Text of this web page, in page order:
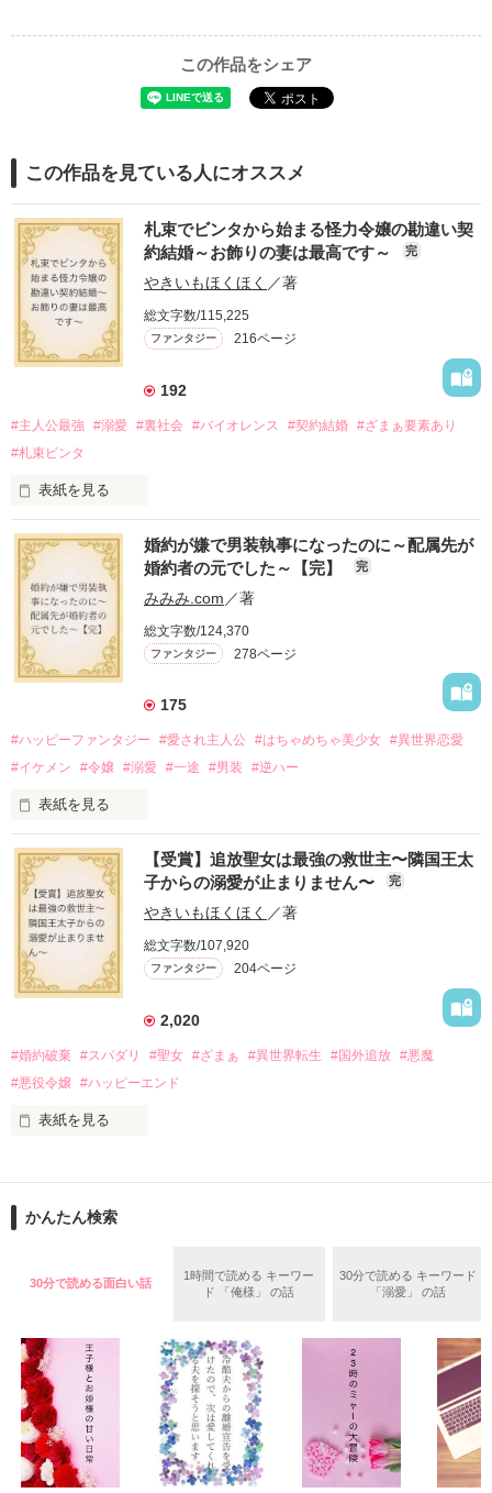
この作品をシェア
この作品を見ている人にオススメ
札束でビンタから始まる怪力令嬢の勘違い契
約結婚～お飾りの妻は最高です～
完
やきいもほくほく ／著
総文字数/115,225
ファンタジー 216ページ
192
#主人公最強 #溺愛 #裏社会 #バイオレンス #契約結婚 #ざまぁ要素あり
#札束ビンタ
表紙を見る
かつては英雄と呼ばれた父は事業で失敗ばかり。
そのせいで極貧生活を送るオリヴィア・ディルムーンは、母が
倒れたことをきっかけに娼婦になり稼ごうと屋敷を飛び出し
た。
娼館（たぶん）の店主は札束でビンタしてくる謎の男。
金と引き換えに雇われたと思いきや……契約結婚だった！？
裏社会を牛耳るロベールは仮面をつけており、謎が多いが幸せ
な結婚生活を満喫中。
そこでロベールを慕うアリスに一方的に敵視され、嫌がらせを
勘違いから始まる初夜騒動に危険ばかりの血まみれ新婚生活。
「──はい、喜んで！」
出会いは最悪、結婚生活は最高……？
愛を知らない公爵と天然怪力令嬢の溺愛バイオレンスラブコメ
ディです。
＊この世界のお金はお札にさせてください。
＊なろう、カクヨム、アルファポリス掲載中
作品を読む
婚約が嫌で男装執事になったのに～配属先が
婚約者の元でした～【完】
完
みみみ.com ／著
総文字数/124,370
ファンタジー 278ページ
175
#ハッピーファンタジー #愛され主人公 #はちゃめちゃ美少女 #異世界恋愛
#イケメン
#令嬢 #溺愛 #一途 #男装 #逆ハー
表紙を見る
＼異世界ラブコメ×ハッピーファンタジー／
「いやっほぉぉおお〜い！！！！」
バンジーした侯爵令嬢の先にいたのは
甘いマスクの公爵様の頭上でした
「ど、どいてぇぇぇえ！！！！！」
「…は？」
リリィ・ロゼッタ侯爵令嬢
透き通るほど白い肌と華奢の手足
ギル・レイヴン公爵
サラサラとした綺麗な黒髪に綺麗な青色の瞳
あまりにも整った顔は女性たちを引き寄せる
社交界で圧倒的人気を誇っていた
【受賞】追放聖女は最強の救世主〜隣国王太
子からの溺愛が止まりません〜
完
やきいもほくほく ／著
総文字数/107,920
ファンタジー 204ページ
2,020
#婚約破棄 #スパダリ #聖女 #ざまぁ #異世界転生 #国外追放 #悪魔
#悪役令嬢 #ハッピーエンド
表紙を見る
第5回 一二三書房 WEB小説大賞
ありがとうございますヽ(´▽｀)/
○●○●○●○●○●○●○●○●
らう」
パーティーの場で、シュバリタイア王国の王太子……セドリッ
ク・ノル・シュバリタイアの声が響く。
その隣にはフランソワーズの義理の妹、マドレーヌが立ってい
た。
（さて……ここまでは物語通りかしら）
フランソワーズ・ベルナールは前世で読んだ小説の悪役令嬢だ
かんたん検索
30分で読める面白い話
1時間で読める キーワー
ド 「俺様」 の話
30分で読める キーワード
「溺愛」 の話